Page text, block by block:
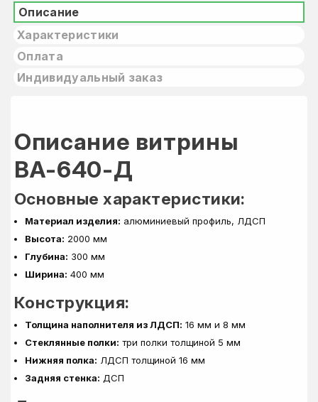
Описание
Характеристики
Оплата
Индивидуальный заказ
Описание витрины
ВА-640-Д
Основные характеристики:
Материал изделия: алюминиевый профиль, ЛДСП
Высота: 2000 мм
Глубина: 300 мм
Ширина: 400 мм
Конструкция:
Толщина наполнителя из ЛДСП: 16 мм и 8 мм
Стеклянные полки: три полки толщиной 5 мм
Нижняя полка: ЛДСП толщиной 16 мм
Задняя стенка: ДСП